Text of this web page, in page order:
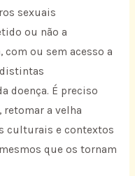
sexuais
ou não a
com ou sem acesso a
doença. É preciso
retomar a velha
culturais e contextos
que os tornam